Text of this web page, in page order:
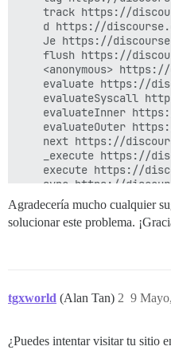
track https://
d https://
Je https://
flush https://
<anonymous>
evaluate https://
evaluateSyscall
evaluateInner
evaluateOuter
next https://
_execute https://
execute https://
sync https://
render https://
_renderRoots
Nt https://
appendOutletView
flush https://
Agradecería mucho cualquier
solucionar este problema.
tgxworld (Alan Tan) 9
2
¿Puedes intentar visitar tu sitio